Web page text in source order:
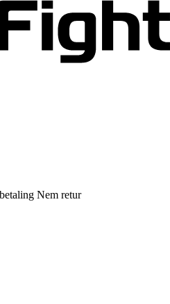
Nem retur